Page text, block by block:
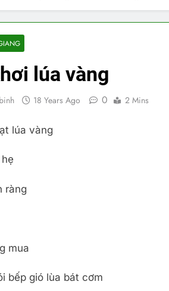
lúa vàng
18 Years Ago 0 2 Mins
lúa vàng
ràng
mua
bếp gió lùa bát cơm